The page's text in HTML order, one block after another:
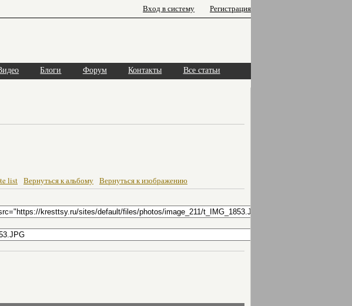
Вход в систему Регистрация
Блоги Форум Контакты Все статьи
list Вернуться к альбому Вернуться к изображению